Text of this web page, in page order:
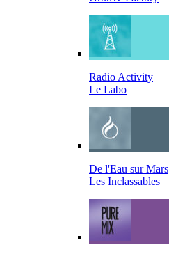
Radio Activity
Le Labo
De l'Eau sur Mars
Les Inclassables